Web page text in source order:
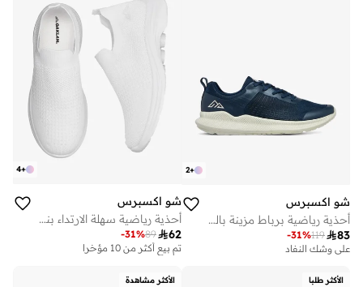
+
2
شو اكسبرس
أحذية رياضية برباط مزينة بالدانتيل
83
119
-31%
على وشك النفاد
+
4
شو اكسبرس
أحذية رياضية سهلة الارتداء بنعل خارجي مانع للانزلاق مع شريط سحب
62
89
-31%
تم بيع أكثر من 10 مؤخرا
الأكثر طلبا الأكثر مشاهدة